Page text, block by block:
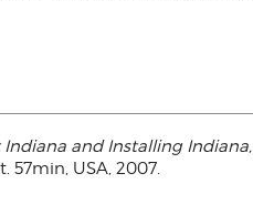
and Installing Indiana,
57min, USA, 2007.